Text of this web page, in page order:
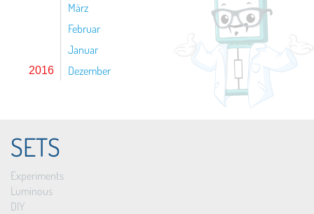
März
Februar
Januar
2016 Dezember
SETS
Experiments
Luminous
DIY